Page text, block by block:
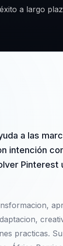
a largo
a las
intención
Pinterest
practicas.